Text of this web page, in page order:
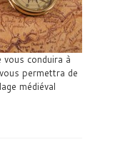
conduira à
permettra de
médiéval